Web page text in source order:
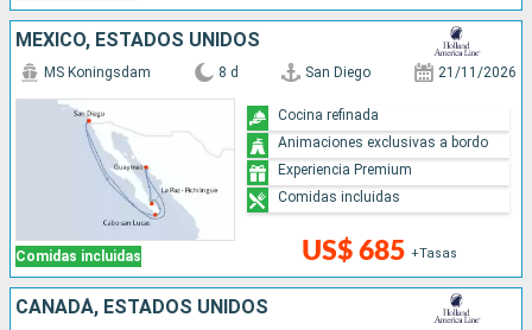
MÉXICO, ESTADOS UNIDOS
Comidas incluidas
MS Koningsdam 8 d San Diego 21/11/2026
US$ 685 +Tasas
Cocina refinada
Animaciones exclusivas a bordo
Experiencia Premium
Comidas incluidas
CANADÁ, ESTADOS UNIDOS